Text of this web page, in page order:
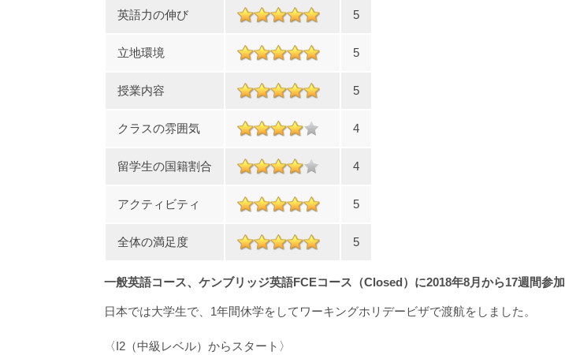
英語力の伸び 5
立地環境 5
授業内容 5
クラスの雰囲気 4
留学生の国籍割合 4
アクティビティ 5
全体の満足度 5
一般英語コース、ケンブリッジ英語FCEコース（Closed）に2018年8月から17週間参加
日本では大学生で、1年間休学をしてワーキングホリデービザで渡航をしました。
〈I2（中級レベル）からスタート〉